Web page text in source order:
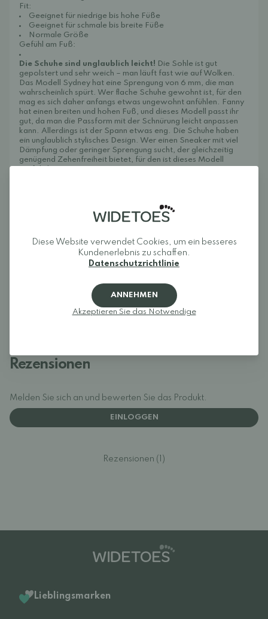
Fit:
Geeignet für niedrige bis hohe Füße
Geeignet für schmale bis breite Füße
Normale Größe
Gefühl am Fuß:
Die Schuhe sind unglaublich leicht! Die Sohle ist gut
gepolstert und sehr weich – man läuft fast wie auf Wolken.
Das Modell Sydney hat eine Sprengung von 6 mm, die man
wahrscheinlich spürt. Wer flache Schuhe gewohnt ist, für den
mag es sich daher anfangs etwas ungewohnt anfühlen. Fanny
hat einen breiten und hohen Fuß, und dieses Modell passt ihr
gut, da man die Passform mit der Schnürung leicht anpassen
kann. Allerdings ist der Spann etwas eng. Die Schuhe haben
ein unglaublich stylisches Design. Wer einen Sneaker mit viel
Dämpfung oder geringer Sprengung sucht, der gleichzeitig
genügend Zehenfreiheit bietet, für den ist dieses Modell
mit Produkten für Leder und Textilien, wie z. B. Schuhcreme
oder -spray, zu behandeln, um die Materialeigenschaften zu
schützen.
Schuhputztipp:Bienenwachs von Kållby Honung(kann das
Leder dunkler machen)
Tipps zur Pflege und zum Schutzspray:Collonil Organic
– entwickelt für den täglichen Gebrauch im
Hergestellt in Vietnam
Rezensionen
Melden Sie sich an und bewerten Sie das Produkt.
EINLOGGEN
Rezensionen (1)
Lieblingsmarken
Diese Website verwendet Cookies, um ein besseres
Kundenerlebnis zu schaffen.
Datenschutzrichtlinie
ANNEHMEN
Akzeptieren Sie das Notwendige